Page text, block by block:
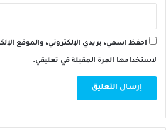
احفظ اسمي، بريدي الإلكتروني، والموقع
لاستخدامها المرة المقبلة في تعليقي.